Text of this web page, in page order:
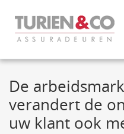
De
verandert de
uw klant ook